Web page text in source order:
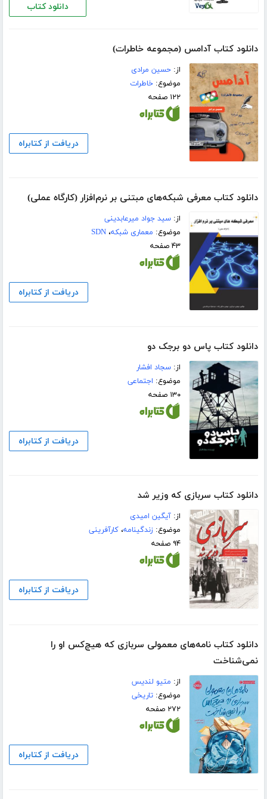
دانلود کتاب
دانلود کتاب آدامس (مجموعه خاطرات)
از:حسین مرادی
موضوع:خاطرات
۱۲۲ صفحه
دریافت از کتابراه
دانلود کتاب معرفی شبکه‌های مبتنی بر نرم‌افزار (کارگاه عملی)
از:سید جواد میرعابدینی
موضوع: معماری شبکه،SDN
۴۳ صفحه
دریافت از کتابراه
دانلود کتاب پاس دو برجک دو
از:سجاد افشار
موضوع: اجتماعی
۱۳۰ صفحه
دریافت از کتابراه
دانلود کتاب سربازی که وزیر شد
از:آیگین امیدی
موضوع:زندگینامه،کارآفرینی
۹۴ صفحه
دریافت از کتابراه
دانلود کتاب نامه‌های معمولی سربازی که هیچ‌کس او را
نمی‌شناخت
از: متیو لندیس
موضوع:تاریخی
۲۷۲ صفحه
دریافت از کتابراه